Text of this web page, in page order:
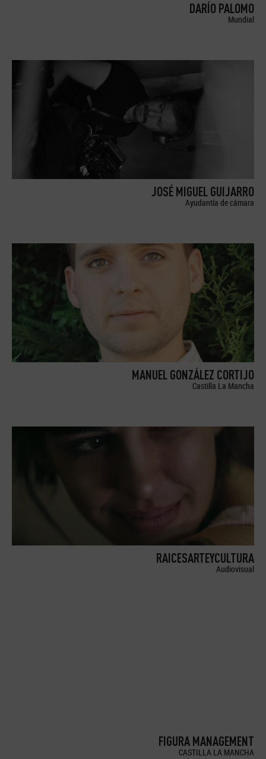
DARÍO PALOMO
Mundial
JOSÉ MIGUEL GUIJARRO
Ayudantía de cámara
MANUEL GONZÁLEZ CORTIJO
Castilla La Mancha
RAICESARTEYCULTURA
Audiovisual
FIGURA MANAGEMENT
CASTILLA LA MANCHA